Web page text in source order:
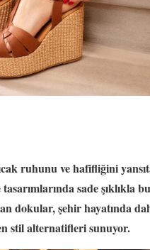
ruhunu ve hafifliğini
sade şıklıkla
dokular, şehir hayatında
stil alternatifleri sunuyor.